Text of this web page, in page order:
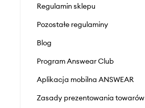
Regulamin sklepu
Pozostałe regulaminy
Blog
Program Answear Club
Aplikacja mobilna ANSWEAR
Zasady prezentowania towarów